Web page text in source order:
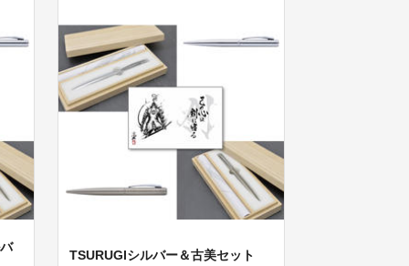
TSURUGIシルバー＆古美セット